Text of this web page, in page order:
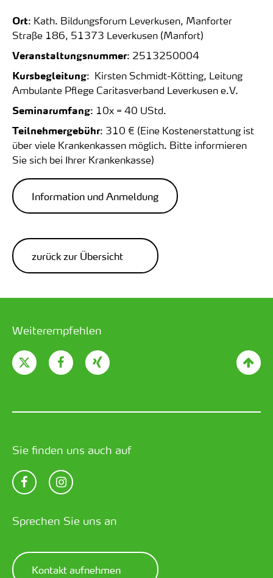
Ort: Kath. Bildungsforum Leverkusen, Manforter
Straße 186, 51373 Leverkusen (Manfort)
Veranstaltungsnummer: 2513250004
Kursbegleitung: Kirsten Schmidt-Kötting, Leitung
Ambulante Pflege Caritasverband Leverkusen e.V.
Seminarumfang: 10x = 40 UStd.
Teilnehmergebühr: 310 € (Eine Kostenerstattung ist
über viele Krankenkassen möglich. Bitte informieren
Sie sich bei Ihrer Krankenkasse)
Information und Anmeldung
zurück zur Übersicht
Weiterempfehlen
Sie finden uns auch auf
Sprechen Sie uns an
Kontakt aufnehmen